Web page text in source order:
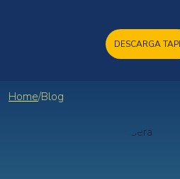
DESCARGA
Home/Blog